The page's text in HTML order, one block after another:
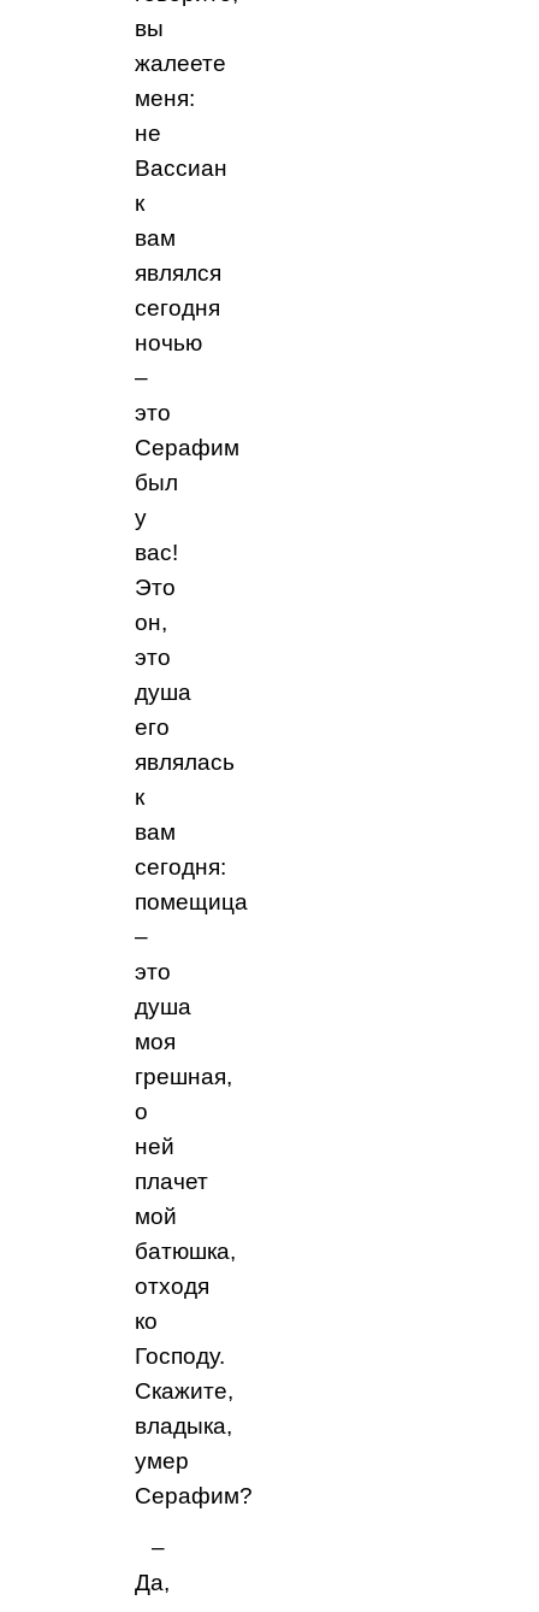
вы
жалеете
меня:
не
Вассиан
к
вам
являлся
сегодня
ночью
–
это
Серафим
был
у
вас!
Это
он,
это
душа
его
являлась
к
вам
сегодня:
помещица
–
это
душа
моя
грешная,
о
ней
плачет
мой
батюшка,
отходя
ко
Господу.
Скажите,
владыка,
умер
Серафим?
–
Да,